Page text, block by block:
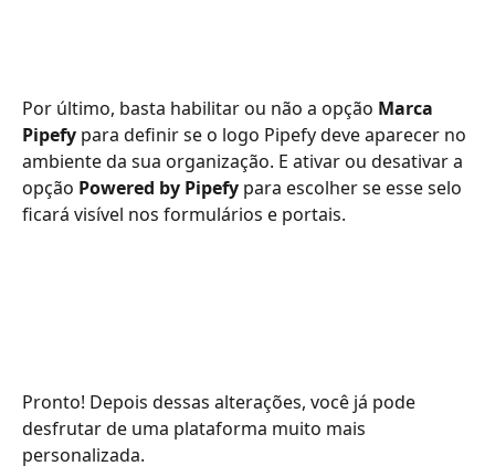
Por último, basta habilitar ou não a opção Marca
Pipefy para definir se o logo Pipefy deve aparecer no
ambiente da sua organização. E ativar ou desativar a
opção Powered by Pipefy para escolher se esse selo
ficará visível nos formulários e portais.
Pronto! Depois dessas alterações, você já pode
desfrutar de uma plataforma muito mais
personalizada.